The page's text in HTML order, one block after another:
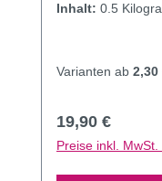
Inhalt: 0.5
Varianten ab 2,30
Regulärer
19,90 €
Preise inkl.